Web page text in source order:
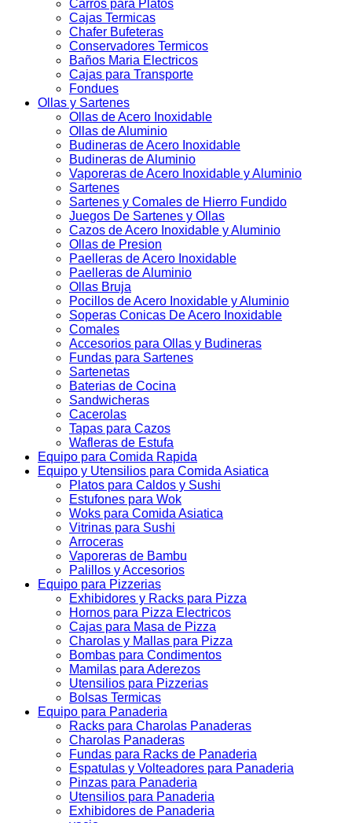
Carros para Platos
Cajas Termicas
Chafer Bufeteras
Conservadores Termicos
Baños Maria Electricos
Cajas para Transporte
Fondues
Ollas y Sartenes
Ollas de Acero Inoxidable
Ollas de Aluminio
Budineras de Acero Inoxidable
Budineras de Aluminio
Vaporeras de Acero Inoxidable y Aluminio
Sartenes
Sartenes y Comales de Hierro Fundido
Juegos De Sartenes y Ollas
Cazos de Acero Inoxidable y Aluminio
Ollas de Presion
Paelleras de Acero Inoxidable
Paelleras de Aluminio
Ollas Bruja
Pocillos de Acero Inoxidable y Aluminio
Soperas Conicas De Acero Inoxidable
Comales
Accesorios para Ollas y Budineras
Fundas para Sartenes
Sartenetas
Baterias de Cocina
Sandwicheras
Cacerolas
Tapas para Cazos
Wafleras de Estufa
Equipo para Comida Rapida
Equipo y Utensilios para Comida Asiatica
Platos para Caldos y Sushi
Estufones para Wok
Woks para Comida Asiatica
Vitrinas para Sushi
Arroceras
Vaporeras de Bambu
Palillos y Accesorios
Equipo para Pizzerias
Exhibidores y Racks para Pizza
Hornos para Pizza Electricos
Cajas para Masa de Pizza
Charolas y Mallas para Pizza
Bombas para Condimentos
Mamilas para Aderezos
Utensilios para Pizzerias
Bolsas Termicas
Equipo para Panaderia
Racks para Charolas Panaderas
Charolas Panaderas
Fundas para Racks de Panaderia
Espatulas y Volteadores para Panaderia
Pinzas para Panaderia
Utensilios para Panaderia
Exhibidores de Panaderia